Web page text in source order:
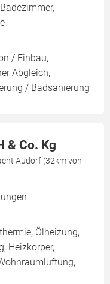
/ Einbau,
Abgleich,
/ Badsanierung
& Co. Kg
Audorf (32km von
Ölheizung,
Heizkörper,